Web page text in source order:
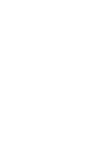
Atención al Cliente a